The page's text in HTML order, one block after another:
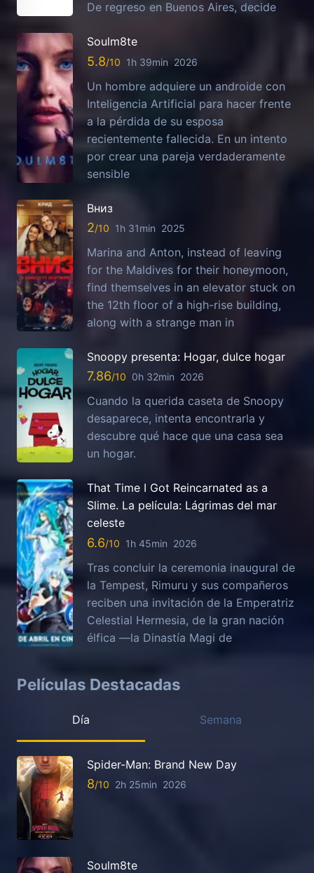
De regreso en Buenos Aires, decide
Soulm8te
5.8 1h 39min 2026
Un hombre adquiere un androide con
Inteligencia Artificial para hacer frente
a la pérdida de su esposa
recientemente fallecida. En un intento
por crear una pareja verdaderamente
sensible
Вниз
2 1h 31min 2025
Marina and Anton, instead of leaving
for the Maldives for their honeymoon,
find themselves in an elevator stuck on
the 12th floor of a high-rise building,
along with a strange man in
Snoopy presenta: Hogar, dulce hogar
7.86 0h 32min 2026
Cuando la querida caseta de Snoopy
desaparece, intenta encontrarla y
descubre qué hace que una casa sea
un hogar.
That Time I Got Reincarnated as a
Slime. La película: Lágrimas del mar
celeste
6.6 1h 45min 2026
Tras concluir la ceremonia inaugural de
la Tempest, Rimuru y sus compañeros
reciben una invitación de la Emperatriz
Celestial Hermesia, de la gran nación
élfica —la Dinastía Magi de
Películas Destacadas
Día Semana
Spider-Man: Brand New Day
8 2h 25min 2026
Soulm8te